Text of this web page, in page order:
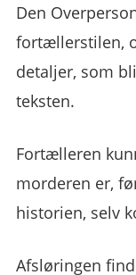
Den
fortællerstilen,
detaljer, som
teksten.
Fortælleren
morderen er,
historien, selv
Afsløringen